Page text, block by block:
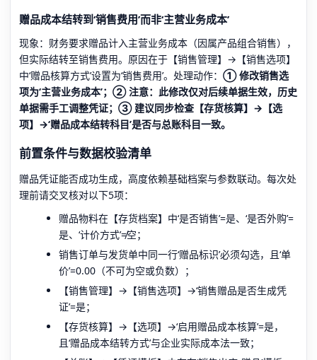
赠品成本结转到‘销售费用’而非‘主营业务成本’
现象：财务要求赠品计入主营业务成本（因属产品组合销售），
但实际结转至销售费用。原因在于【销售管理】→【销售选项】
中‘赠品核算方式’设置为‘销售费用’。处理动作： ① 修改销售选
项为‘主营业务成本’；② 注意：此修改仅对后续单据生效，历史
单据需手工调整凭证；③ 建议同步检查【存货核算】→【选
项】→‘赠品成本结转科目’是否与总账科目一致。
前置条件与数据校验清单
赠品凭证能否成功生成，高度依赖基础档案与参数联动。每次处
理前请交叉核对以下5项：
赠品物料在【存货档案】中‘是否销售’=是、‘是否外购’=
是、‘计价方式’≠空；
销售订单与发货单中同一行‘赠品标识’必须勾选，且‘单
价’=0.00（不可为空或负数）；
【销售管理】→【销售选项】→‘销售赠品是否生成凭
证’=是；
【存货核算】→【选项】→‘启用赠品成本核算’=是，
且‘赠品成本结转方式’与企业实际成本法一致；